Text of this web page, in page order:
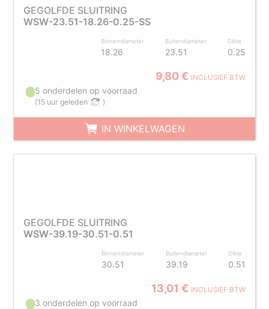
GEGOLFDE SLUITRING
WSW-23.51-18.26-0.25-SS
Binnendiameter
18.26
Buitendiameter
23.51
Dikte
0.25
9,80 € INCLUSIEF BTW
5 onderdelen op voorraad
(15 uur geleden )
IN WINKELWAGEN
GEGOLFDE SLUITRING
WSW-39.19-30.51-0.51
Binnendiameter
30.51
Buitendiameter
39.19
Dikte
0.51
13,01 € INCLUSIEF BTW
3 onderdelen op voorraad